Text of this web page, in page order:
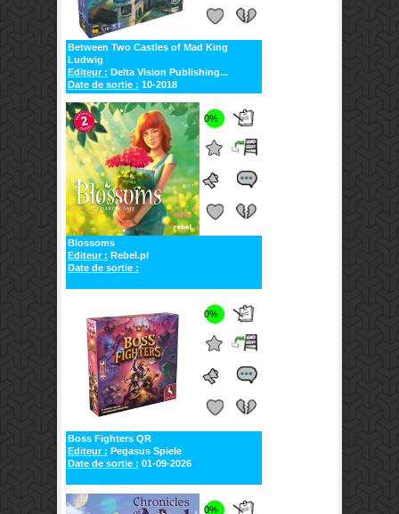
Between Two Castles of Mad King
Ludwig
Editeur : Delta Vision Publishing...
Date de sortie : 10-2018
0%
Blossoms
Editeur : Rebel.pl
Date de sortie :
0%
Boss Fighters QR
Editeur : Pegasus Spiele
Date de sortie : 01-09-2026
0%